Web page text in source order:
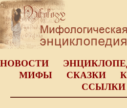
НОВОСТИ
МИФЫ
СКАЗКИ
ССЫЛКИ